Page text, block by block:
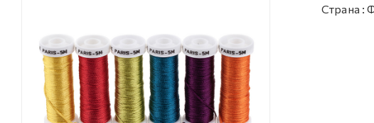
Страна :